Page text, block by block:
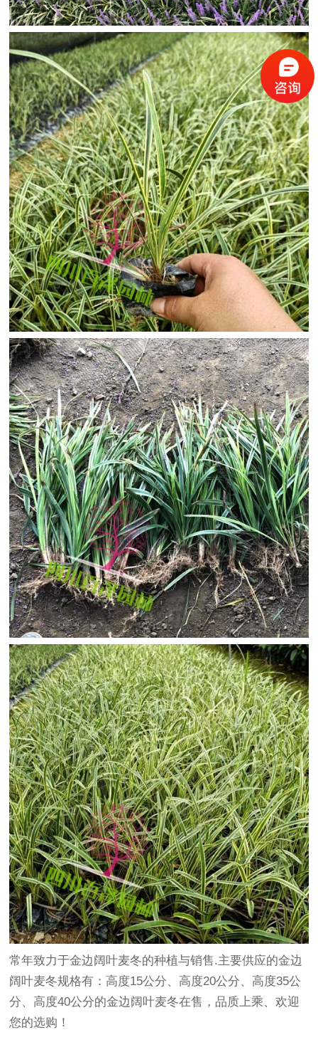
常年致力于金边阔叶麦冬的种植与销售.主要供应的金边
阔叶麦冬规格有：高度15公分、高度20公分、高度35公
分、高度40公分的金边阔叶麦冬在售，品质上乘、欢迎
您的选购！